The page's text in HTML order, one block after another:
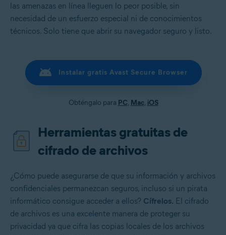
las amenazas en línea lleguen lo peor posible, sin
necesidad de un esfuerzo especial ni de conocimientos
técnicos. Solo tiene que abrir su navegador seguro y listo.
Instalar gratis Avast Secure Browser
Obténgalo para PC, Mac, iOS
Herramientas gratuitas de
cifrado de archivos
¿Cómo puede asegurarse de que su información y archivos
confidenciales permanezcan seguros, incluso si un pirata
informático consigue acceder a ellos? Cífrelos. El cifrado
de archivos es una excelente manera de proteger su
privacidad ya que cifra las copias locales de los archivos